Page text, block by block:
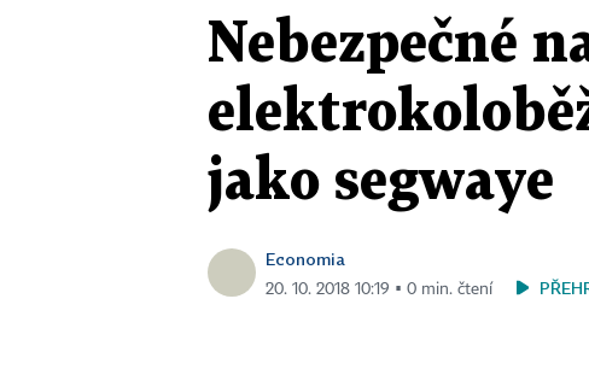
Nebezpečné
jako segwaye
Economia
20. 10. 2018 10:19 ▪ 0 min. čtení